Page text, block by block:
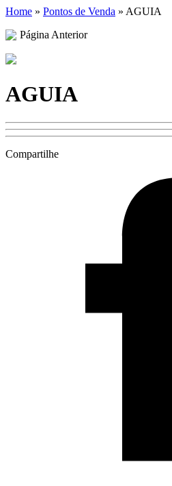
Home » Pontos de Venda » AGUIA
Página Anterior
AGUIA
Compartilhe